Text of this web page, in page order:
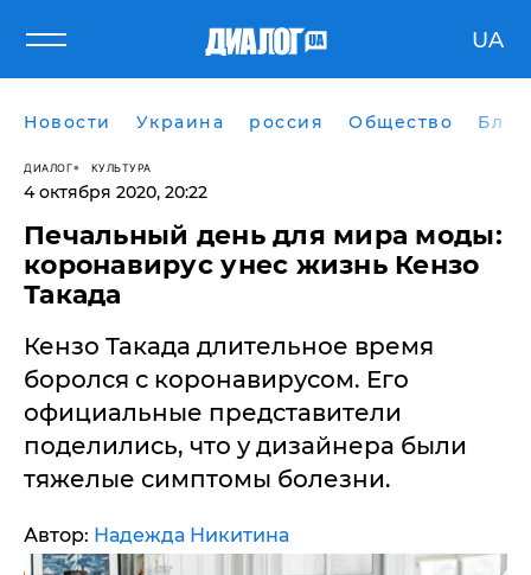
UA
Новости Украина россия Общество
ДИАЛОГ КУЛЬТУРА
4 октября 2020, 20:22
Печальный день для мира моды:
коронавирус унес жизнь Кензо
Такада
Кензо Такада длительное время
боролся с коронавирусом. Его
официальные представители
поделились, что у дизайнера были
тяжелые симптомы болезни.
Автор: Надежда Никитина